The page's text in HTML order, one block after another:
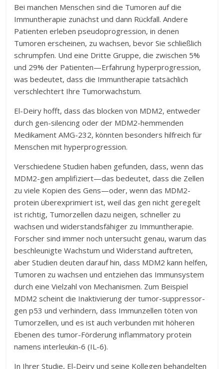
Bei manchen Menschen sind die Tumoren auf die
Immuntherapie zunächst und dann Rückfall. Andere
Patienten erleben pseudoprogression, in denen
Tumoren erscheinen, zu wachsen, bevor Sie schließlich
schrumpfen. Und eine Dritte Gruppe, die zwischen 5%
und 29% der Patienten—Erfahrung hyperprogression,
was bedeutet, dass die Immuntherapie tatsächlich
verschlechtert Ihre Tumorwachstum.
El-Deiry hofft, dass das blocken von MDM2, entweder
durch gen-silencing oder der MDM2-hemmenden
Medikament AMG-232, könnten besonders hilfreich für
Menschen mit hyperprogression.
Verschiedene Studien haben gefunden, dass, wenn das
MDM2-gen amplifiziert—das bedeutet, dass die Zellen
zu viele Kopien des Gens—oder, wenn das MDM2-
protein überexprimiert ist, weil das gen nicht geregelt
ist richtig, Tumorzellen dazu neigen, schneller zu
wachsen und widerstandsfähiger zu Immuntherapie.
Forscher sind immer noch untersucht genau, warum das
beschleunigte Wachstum und Widerstand auftreten,
aber Studien deuten darauf hin, dass MDM2 kann helfen,
Tumoren zu wachsen und entziehen das Immunsystem
durch eine Vielzahl von Mechanismen. Zum Beispiel
MDM2 scheint die Inaktivierung der tumor-suppressor-
gen p53 und verhindern, dass Immunzellen töten von
Tumorzellen, und es ist auch verbunden mit höheren
Ebenen des tumor-Förderung inflammatory protein
namens interleukin-6 (IL-6).
In Ihrer Studie, El-Deiry und seine Kollegen behandelten